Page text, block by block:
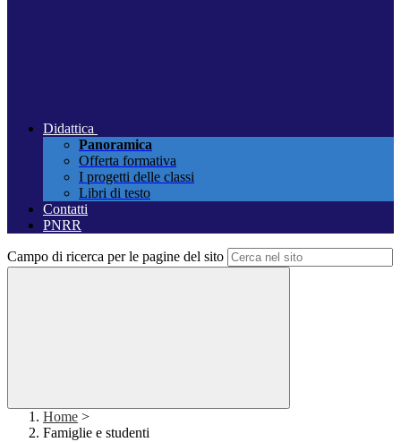
Didattica
Panoramica
Offerta formativa
I progetti delle classi
Libri di testo
Contatti
PNRR
Campo di ricerca per le pagine del sito
Home >
Famiglie e studenti